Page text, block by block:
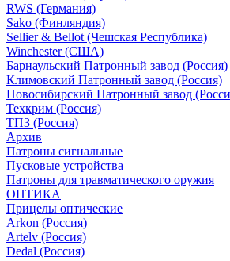
RWS (Германия)
Sako (Финляндия)
Sellier & Bellot (Чешская Республика)
Winchester (США)
Барнаульский Патронный завод (Россия)
Климовский Патронный завод (Россия)
Новосибирский Патронный завод
Техкрим (Россия)
ТПЗ (Россия)
Архив
Патроны сигнальные
Пусковые устройства
Патроны для травматического оружия
ОПТИКА
Прицелы оптические
Arkon (Россия)
Artelv (Россия)
Dedal (Россия)